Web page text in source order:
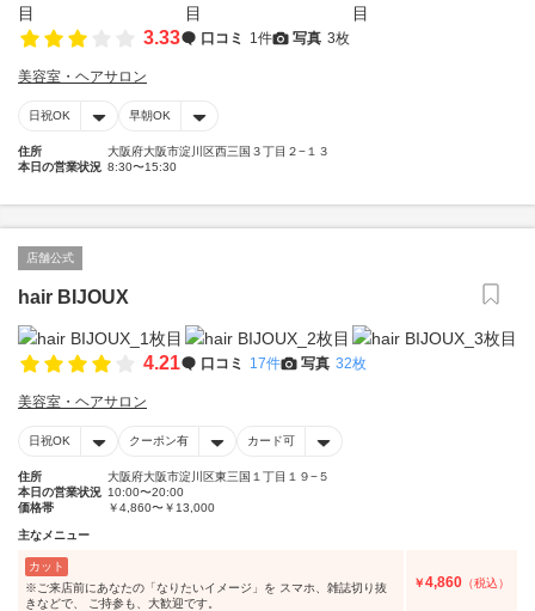
3.33 口コミ 1件 写真 3枚
美容室・ヘアサロン
日祝OK 早朝OK
住所
大阪府大阪市淀川区西三国３丁目２−１３
本日の営業状況 8:30〜15:30
店舗公式
hair BIJOUX
4.21 口コミ 17件 写真 32枚
美容室・ヘアサロン
日祝OK クーポン有 カード可
住所
大阪府大阪市淀川区東三国１丁目１９−５
本日の営業状況 10:00〜20:00
価格帯
￥4,860〜￥13,000
主なメニュー
カット
※ご来店前にあなたの「なりたいイメージ」を スマホ、雑誌切り抜
きなどで、 ご持参も、大歓迎です。
￥4,860 （税込）